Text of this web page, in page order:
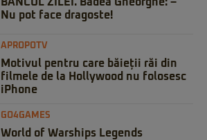
BANCUL ZILEI. Badea Gheorghe: –
Nu pot face dragoste!
APROPOTV
Motivul pentru care băieții răi din
filmele de la Hollywood nu folosesc
iPhone
GO4GAMES
World of Warships Legends